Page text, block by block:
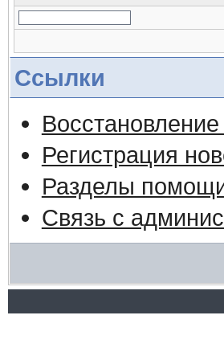
Ссылки
Регистрация
Разделы
Связь с